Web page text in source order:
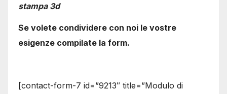
stampa 3d
Se volete condividere con noi le vostre
esigenze compilate la form.
[contact-form-7 id=”9213″ title=”Modulo di